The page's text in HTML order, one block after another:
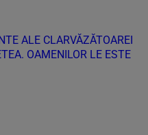
ALE CLARVĂZĂTOAREI
OAMENILOR LE ESTE